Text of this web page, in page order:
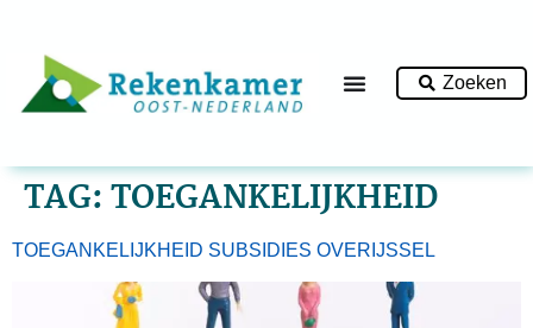
Zoeken
TAG:TOEGANKELIJKHEID
TOEGANKELIJKHEID SUBSIDIES OVERIJSSEL